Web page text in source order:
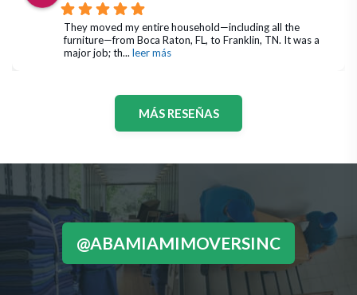
They moved my entire household—including all the
furniture—from Boca Raton, FL, to Franklin, TN. It was a
major job; th... leer más
MÁS RESEÑAS
@ABAMIAMIMOVERSINC